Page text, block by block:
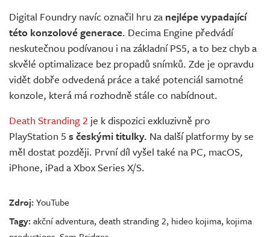
Digital Foundry navíc označil hru za nejlépe vypadající
této konzolové generace. Decima Engine předvádí
neskutečnou podívanou i na základní PS5, a to bez chyb a
skvělé optimalizace bez propadů snímků. Zde je opravdu
vidět dobře odvedená práce a také potenciál samotné
konzole, která má rozhodně stále co nabídnout.
Death Stranding 2 je k dispozici exkluzivně pro
PlayStation 5 s českými titulky. Na další platformy by se
měl dostat později. První díl vyšel také na PC, macOS,
iPhone, iPad a Xbox Series X/S.
Zdroj:YouTube
Tagy:akční adventura,death stranding 2, hideo kojima, kojima